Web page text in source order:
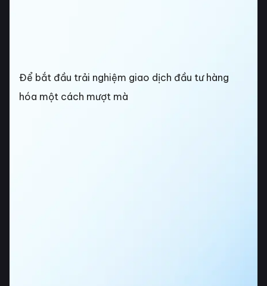
Để bắt đầu trải nghiệm giao dịch đầu tư hàng
hóa một cách mượt mà